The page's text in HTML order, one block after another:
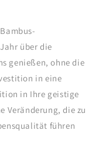
über die
genießen, ohne die
in eine
in Ihre geistige
Veränderung, die zu
führen